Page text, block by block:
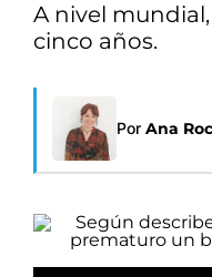
A nivel
cinco años.
Por Ana